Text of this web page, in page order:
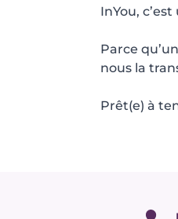
InYou,
Parce
nous la
Prêt(e) à